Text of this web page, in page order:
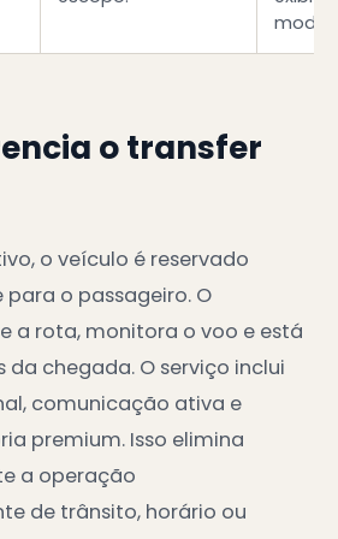
o transfer
o veículo é reservado
o passageiro. O
a rota, monitora o voo e está
chegada. O serviço inclui
comunicação ativa e
premium. Isso elimina
a operação
de trânsito, horário ou